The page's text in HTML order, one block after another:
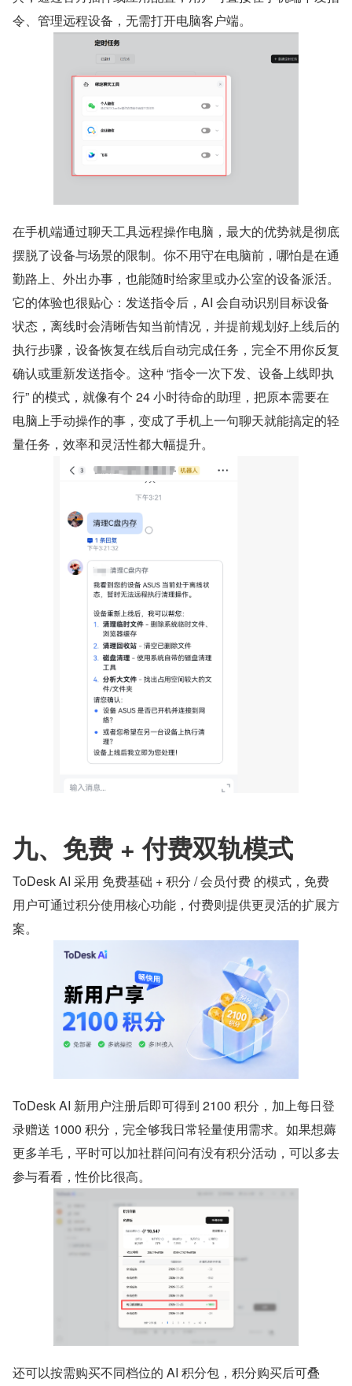
令、管理远程设备，无需打开电脑客户端。
在手机端通过聊天工具远程操作电脑，最大的优势就是彻底
摆脱了设备与场景的限制。你不用守在电脑前，哪怕是在通
勤路上、外出办事，也能随时给家里或办公室的设备派活。
它的体验也很贴心：发送指令后，AI 会自动识别目标设备
状态，离线时会清晰告知当前情况，并提前规划好上线后的
执行步骤，设备恢复在线后自动完成任务，完全不用你反复
确认或重新发送指令。这种 “指令一次下发、设备上线即执
行” 的模式，就像有个 24 小时待命的助理，把原本需要在
电脑上手动操作的事，变成了手机上一句聊天就能搞定的轻
量任务，效率和灵活性都大幅提升。
九、免费 + 付费双轨模式
ToDesk AI 采用 免费基础 + 积分 / 会员付费 的模式，免费
用户可通过积分使用核心功能，付费则提供更灵活的扩展方
案。
ToDesk AI 新用户注册后即可得到 2100 积分，加上每日登
录赠送 1000 积分，完全够我日常轻量使用需求。如果想薅
更多羊毛，平时可以加社群问问有没有积分活动，可以多去
参与看看，性价比很高。
还可以按需购买不同档位的 AI 积分包，积分购买后可叠